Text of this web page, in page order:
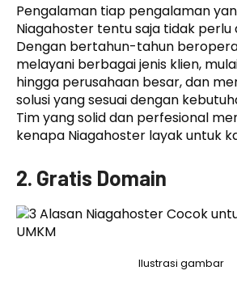
Pengalaman tiap pengalaman
Niagahoster tentu saja tidak perlu
Dengan bertahun-tahun
melayani berbagai jenis klien,
hingga perusahaan besar, dan
solusi yang sesuai dengan
Tim yang solid dan perfesional
kenapa Niagahoster layak untuk
2. Gratis Domain
Ilustrasi gambar